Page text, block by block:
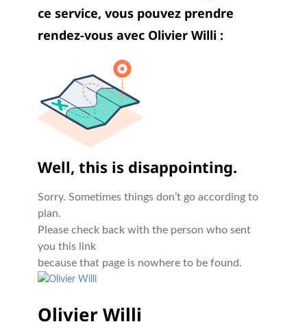
ce service, vous pouvez prendre
rendez-vous avec Olivier Willi :
Well, this is disappointing.
Sorry. Sometimes things don’t go according to
plan.
Please check back with the person who sent
you this link
because that page is nowhere to be found.
Olivier Willi